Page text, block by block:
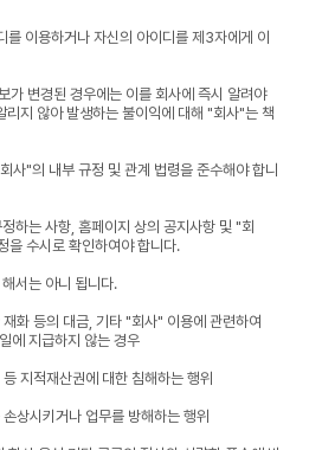
이용하거나 자신의 아이디를 제3자에게 이
가 변경된 경우에는 이를 회사에 즉시 알려야
리지 않아 발생하는 불이익에 대해 "회사"는 책
사"의 내부 규정 및 관계 법령을 준수해야 합니
하는 사항, 홈페이지 상의 공지사항 및 "회
을 수시로 확인하여야 합니다.
서는 아니 됩니다.
화 등의 대금, 기타 "회사" 이용에 관련하여
에 지급하지 않는 경우
지적재산권에 대한 침해하는 행위
상시키거나 업무를 방해하는 행위